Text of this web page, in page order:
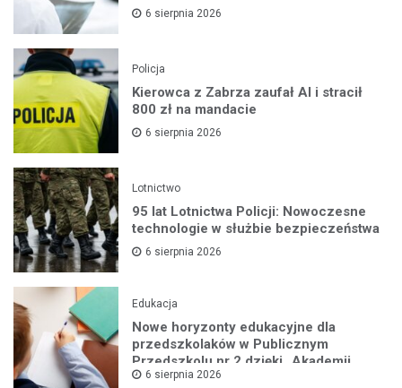
6 sierpnia 2026
Policja
Kierowca z Zabrza zaufał AI i stracił
800 zł na mandacie
6 sierpnia 2026
Lotnictwo
95 lat Lotnictwa Policji: Nowoczesne
technologie w służbie bezpieczeństwa
6 sierpnia 2026
Edukacja
Nowe horyzonty edukacyjne dla
przedszkolaków w Publicznym
Przedszkolu nr 2 dzięki „Akademii
Super Przedszkolaka”
6 sierpnia 2026